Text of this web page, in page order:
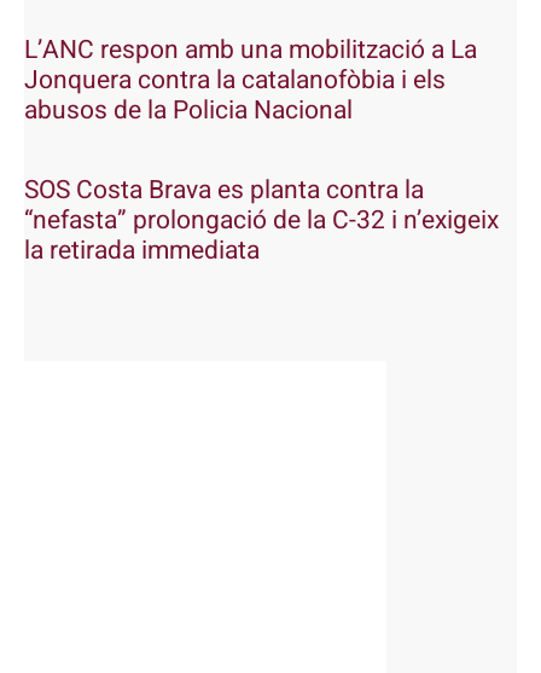
L’ANC respon amb una mobilització a La
Jonquera contra la catalanofòbia i els
abusos de la Policia Nacional
SOS Costa Brava es planta contra la
“nefasta” prolongació de la C-32 i n’exigeix
la retirada immediata